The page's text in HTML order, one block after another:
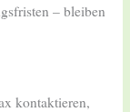
– bleiben
kontaktieren,